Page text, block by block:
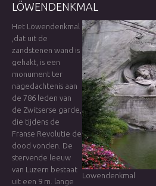
LÖWENDENKMAL
Lowendenkmal
Het Löwendenkmal
,dat uit de
zandstenen wand is
gehakt, is een
monument ter
nagedachtenis aan
de 786 leden van
de Zwitserse garde,
die tijdens de
Franse Revolutie de
dood vonden. De
stervende leeuw
van Luzern bestaat
uit een 9 m. lange